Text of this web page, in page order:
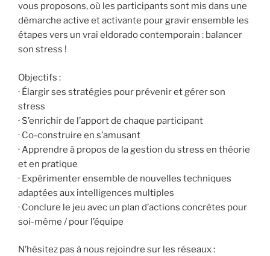
vous proposons, où les participants sont mis dans une
démarche active et activante pour gravir ensemble les
étapes vers un vrai eldorado contemporain : balancer
son stress !
Objectifs :
· Élargir ses stratégies pour prévenir et gérer son
stress
· S’enrichir de l’apport de chaque participant
· Co-construire en s’amusant
· Apprendre à propos de la gestion du stress en théorie
et en pratique
· Expérimenter ensemble de nouvelles techniques
adaptées aux intelligences multiples
· Conclure le jeu avec un plan d’actions concrètes pour
soi-même / pour l’équipe
N’hésitez pas à nous rejoindre sur les réseaux :